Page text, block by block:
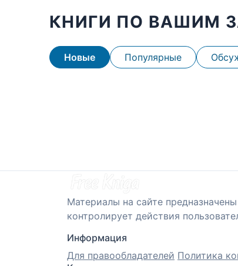
КНИГИ ПО ВАШИМ
Новые Популярные
Материалы на сайте
контролирует действия
Информация
Для правообладателей Политика